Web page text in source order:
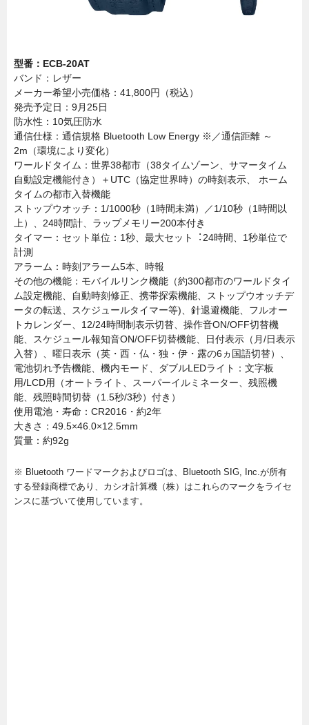
型番：ECB-20AT
バンド：レザー
メーカー希望小売価格：41,800円（税込）
発売予定日：9月25日
防水性：10気圧防水
通信仕様：通信規格 Bluetooth Low Energy ※／通信距離 ～
2m（環境により変化）
ワールドタイム：世界38都市（38タイムゾーン、サマータイム
自動設定機能付き）＋UTC（協定世界時）の時刻表示、 ホーム
タイムの都市入替機能
ストップウオッチ：1/1000秒（1時間未満）／1/10秒（1時間以
上）、24時間計、ラップメモリー200本付き
タイマー：セット単位：1秒、最大セット︓24時間、1秒単位で
計測
アラーム：時刻アラーム5本、時報
その他の機能：モバイルリンク機能（約300都市のワールドタイ
ム設定機能、自動時刻修正、携帯探索機能、ストップウオッチデ
ータの転送、スケジュールタイマー等)、針退避機能、フルオー
トカレンダー、12/24時間制表示切替、操作音ON/OFF切替機
能、スケジュール報知音ON/OFF切替機能、日付表示（月/日表示
入替）、曜日表示（英・⻄・仏・独・伊・露の6ヵ国語切替）、
電池切れ予告機能、機内モード、ダブルLEDライト：文字板
用/LCD用（オートライト、スーパーイルミネーター、残照機
能、残照時間切替（1.5秒/3秒）付き）
使用電池・寿命：CR2016・約2年
大きさ：49.5×46.0×12.5mm
質量：約92g
※ Bluetooth ワードマークおよびロゴは、Bluetooth SIG, Inc.が所有
する登録商標であり、カシオ計算機（株）はこれらのマークをライセ
ンスに基づいて使用しています。